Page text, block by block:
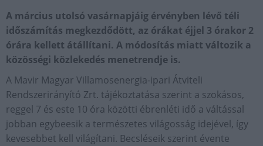
A március utolsó vasárnapjáig érvényben lévő téli
időszámítás megkezdődött, az órákat éjjel 3 órakor 2
órára kellett átállítani. A módosítás miatt változik a
közösségi közlekedés menetrendje is.
A Mavir Magyar Villamosenergia-ipari Átviteli
Rendszerirányító Zrt. tájékoztatása szerint a szokásos,
reggel 7 és este 10 óra közötti ébrenléti idő a váltással
jobban egybeesik a természetes világosság idejével, így
kevesebbet kell világítani. Becsléseik szerint évente